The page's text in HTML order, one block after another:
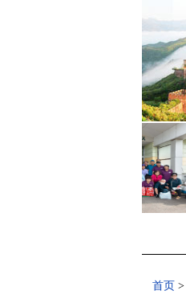
首页 >